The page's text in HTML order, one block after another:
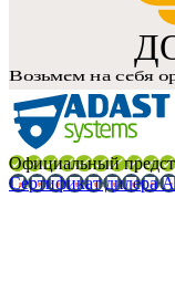
Официальный
Сертификат дилера